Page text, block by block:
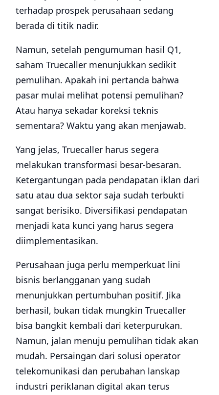
terhadap prospek perusahaan sedang
berada di titik nadir.
Namun, setelah pengumuman hasil Q1,
saham Truecaller menunjukkan sedikit
pemulihan. Apakah ini pertanda bahwa
pasar mulai melihat potensi pemulihan?
Atau hanya sekadar koreksi teknis
sementara? Waktu yang akan menjawab.
Yang jelas, Truecaller harus segera
melakukan transformasi besar-besaran.
Ketergantungan pada pendapatan iklan dari
satu atau dua sektor saja sudah terbukti
sangat berisiko. Diversifikasi pendapatan
menjadi kata kunci yang harus segera
diimplementasikan.
Perusahaan juga perlu memperkuat lini
bisnis berlangganan yang sudah
menunjukkan pertumbuhan positif. Jika
berhasil, bukan tidak mungkin Truecaller
bisa bangkit kembali dari keterpurukan.
Namun, jalan menuju pemulihan tidak akan
mudah. Persaingan dari solusi operator
telekomunikasi dan perubahan lanskap
industri periklanan digital akan terus